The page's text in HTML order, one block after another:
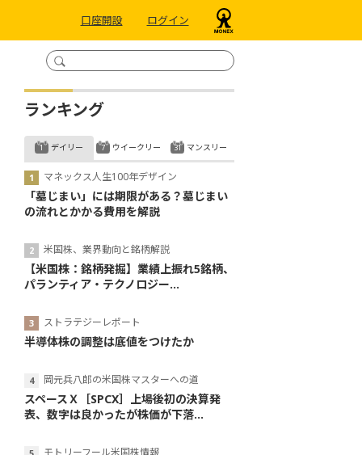
口座開設 ログイン
ランキング
デイリー
マネックス人生100年デザイン
「墓じまい」には期限がある？墓じまい
の流れとかかる費用を解説
米国株、業界動向と銘柄解説
【米国株：銘柄発掘】業績上振れ5銘柄、
パランティア・テクノロジー...
ストラテジーレポート
半導体株の調整は底値をつけたか
岡元兵八郎の米国株マスターへの道
スペースＸ［SPCX］上場後初の決算発
表、数字は良かったが株価が下落...
ウイークリー マンスリー